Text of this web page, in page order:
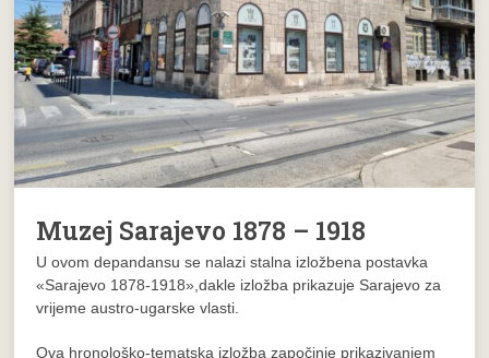
Muzej Sarajevo 1878 – 1918
U ovom depandansu se nalazi stalna izložbena postavka
«Sarajevo 1878-1918»,dakle izložba prikazuje Sarajevo za
vrijeme austro-ugarske vlasti.
Ova hronološko-tematska izložba započinje prikazivanjem